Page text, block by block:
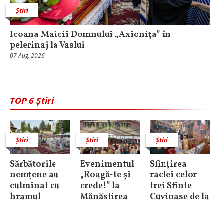
Știri
Icoana Maicii Domnului „Axionița” în
pelerinaj la Vaslui
07 Aug, 2026
TOP 6 Știri
Știri
Sărbătorile
nemţene au
culminat cu
hramul
Știri
Evenimentul
„Roagă-te și
crede!” la
Mănăstirea
Știri
Sfințirea
raclei celor
trei Sfinte
Cuvioase de la